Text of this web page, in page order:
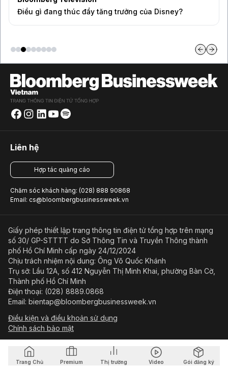
Điều gì đang thúc đẩy tăng trưởng của Disney?
Trang Chủ Premium Thị trường Video Gói đăng ký
Liên hệ
Hợp tác quảng cáo
Chăm sóc khách hàng: (028) 888 90868
Email: cs@bloombergbusinessweek.vn
Giấy phép thiết lập trang thông tin điện tử tổng hợp trên mạng
số 30/ GP-STTTT do Sở Thông Tin và Truyền Thông thành
phố Hồ Chí Minh cấp ngày 24/12/2024
Chịu trách nhiệm nội dung: Ông Võ Quốc Khánh
Trụ sở: Lầu 12A, số 412 Nguyễn Thị Minh Khai, phường Bàn Cờ,
Thành phố Hồ Chí Minh
Điện thoại: (028) 8889.0868
Email: bientap@bloombergbusinessweek.vn
Điều kiện và điều khoản sử dụng
Chính sách bảo mật
© Copyright 2023-2026 Công ty Cổ phần Beacon Asia Media